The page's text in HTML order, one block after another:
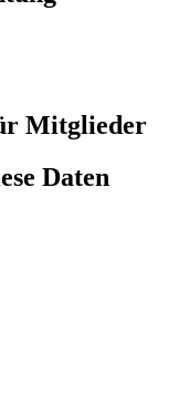
Mitglieder
Daten